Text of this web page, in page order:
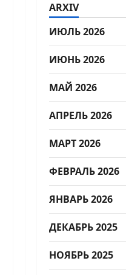
ARXIV
ИЮЛЬ 2026
ИЮНЬ 2026
МАЙ 2026
АПРЕЛЬ 2026
МАРТ 2026
ФЕВРАЛЬ 2026
ЯНВАРЬ 2026
ДЕКАБРЬ 2025
НОЯБРЬ 2025